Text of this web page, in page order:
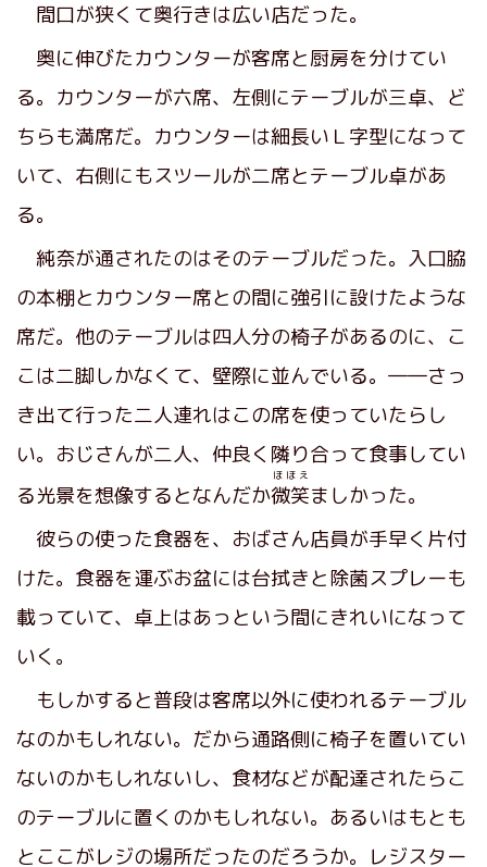
間口が狭くて奥行きは広い店だった。
奥に伸びたカウンターが客席と厨房を分けてい
る。カウンターが六席、左側にテーブルが三卓、ど
ちらも満席だ。カウンターは細長いＬ字型になって
いて、右側にもスツールが二席とテーブル卓があ
る。
純奈が通されたのはそのテーブルだった。入口脇
の本棚とカウンター席との間に強引に設けたような
席だ。他のテーブルは四人分の椅子があるのに、こ
こは二脚しかなくて、壁際に並んでいる。――さっ
き出て行った二人連れはこの席を使っていたらし
い。おじさんが二人、仲良く隣り合って食事してい
る光景を想像するとなんだか微笑
ほほえ
ましかった。
彼らの使った食器を、おばさん店員が手早く片付
けた。食器を運ぶお盆には台拭きと除菌スプレーも
載っていて、卓上はあっという間にきれいになって
いく。
もしかすると普段は客席以外に使われるテーブル
なのかもしれない。だから通路側に椅子を置いてい
ないのかもしれないし、食材などが配達されたらこ
のテーブルに置くのかもしれない。あるいはもとも
とここがレジの場所だったのだろうか。レジスター